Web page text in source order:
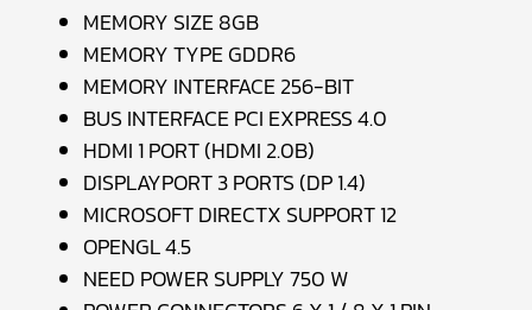
MEMORY SIZE 8GB
MEMORY TYPE GDDR6
MEMORY INTERFACE 256-BIT
BUS INTERFACE PCI EXPRESS 4.0
HDMI 1 PORT (HDMI 2.0B)
DISPLAYPORT 3 PORTS (DP 1.4)
MICROSOFT DIRECTX SUPPORT 12
OPENGL 4.5
NEED POWER SUPPLY 750 W